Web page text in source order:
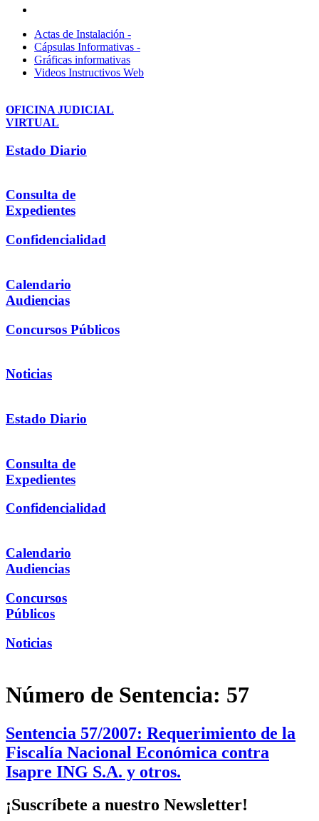
Actas de Instalación -
Cápsulas Informativas -
Gráficas informativas
Videos Instructivos Web
OFICINA JUDICIAL
VIRTUAL
Estado Diario
Consulta de
Expedientes
Confidencialidad
Calendario
Audiencias
Concursos Públicos
Noticias
Estado Diario
Consulta de
Expedientes
Confidencialidad
Calendario
Audiencias
Concursos
Públicos
Noticias
Número de Sentencia: 57
Sentencia 57/2007: Requerimiento de la
Fiscalía Nacional Económica contra
Isapre ING S.A. y otros.
¡Suscríbete a nuestro Newsletter!